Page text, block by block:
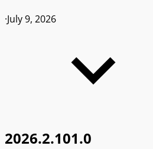
·July 9, 2026
2026.2.101.0